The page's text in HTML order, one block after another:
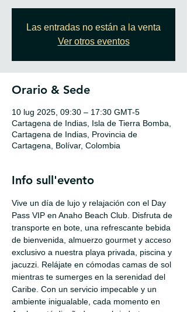
Las entradas no están a la venta
Ver otros eventos
Orario & Sede
10 lug 2025, 09:30 – 17:30 GMT-5
Cartagena de Indias, Isla de Tierra Bomba,
Cartagena de Indias, Provincia de
Cartagena, Bolívar, Colombia
Info sull'evento
Vive un día de lujo y relajación con el Day
Pass VIP en Anaho Beach Club. Disfruta de
transporte en bote, una refrescante bebida
de bienvenida, almuerzo gourmet y acceso
exclusivo a nuestra playa privada, piscina y
jacuzzi. Relájate en cómodas camas de sol
mientras te sumerges en la serenidad del
Caribe. Con un servicio impecable y un
ambiente inigualable, cada momento en